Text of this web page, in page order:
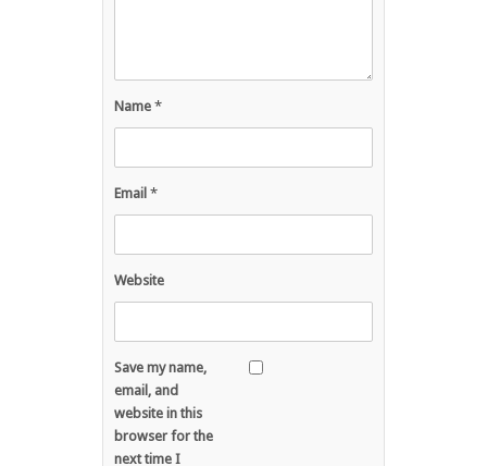
Name *
Email *
Website
Save my name,
email, and
website in this
browser for the
next time I